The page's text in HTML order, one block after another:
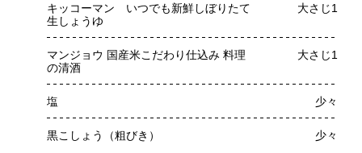
キッコーマン いつでも新鮮しぼりたて
生しょうゆ
大さじ1
マンジョウ 国産米こだわり仕込み 料理
の清酒
大さじ1
塩 少々
黒こしょう（粗びき） 少々